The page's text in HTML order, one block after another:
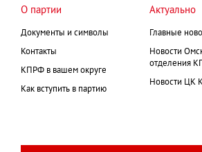
О партии
Документы и символы
Контакты
КПРФ в вашем округе
Как вступить в партию
Актуально
Главные
Новости
отделения
Новости ЦК